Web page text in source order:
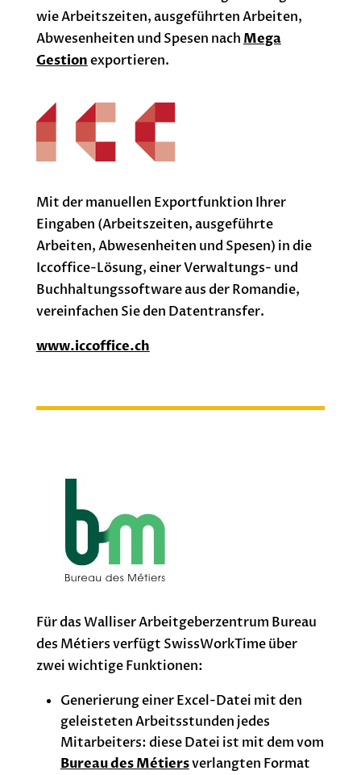
wie Arbeitszeiten, ausgeführten Arbeiten,
Abwesenheiten und Spesen nach Mega
Gestionexportieren.
Mit der manuellen Exportfunktion Ihrer
Eingaben (Arbeitszeiten, ausgeführte
Arbeiten, Abwesenheiten und Spesen) in die
Iccoffice-Lösung, einer Verwaltungs- und
Buchhaltungssoftware aus der Romandie,
vereinfachen Sie den Datentransfer.
www.iccoffice.ch
Für das Walliser Arbeitgeberzentrum Bureau
des Métiers verfügt SwissWorkTime über
zwei wichtige Funktionen:
Generierung einer Excel-Datei mit den
geleisteten Arbeitsstunden jedes
Mitarbeiters: diese Datei ist mit dem vom
Bureau des Métiersverlangten Format